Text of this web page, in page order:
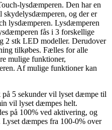
lysdæmperen. Den har en
skydelysdæmperen, og der er
lysdæmperen. Lysdæmperen
fås i 3 forskellige
2 stk LED modeller. Derudover
tilkøbes. Fælles for alle
mulige funktioner,
Af mulige funktioner kan
5 sekunder vil lyset dæmpe til
vil lyset dæmpes helt.
på 100% ved aktivering, og
dæmpes fra 100-0% over